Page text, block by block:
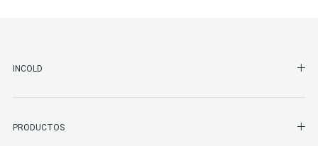
INCOLD
PRODUCTOS